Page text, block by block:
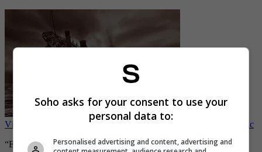
Vídeo: Así son las nuevas tomas de alta calidad captadas del Titanic
“Estimamos que nuestro jefe Stockton Rush, Shahzada Dawood y
Soho asks for your consent to use your
personal data to:
Personalised advertising and content, advertising and